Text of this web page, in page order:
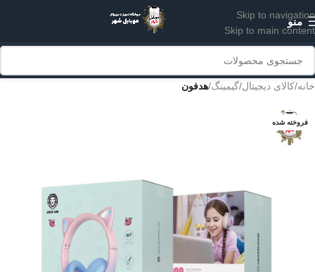
Skip to navigation
Skip to main content
منو
خانه کالای دیجیتال گیمینگ هدفون
فروخته شده